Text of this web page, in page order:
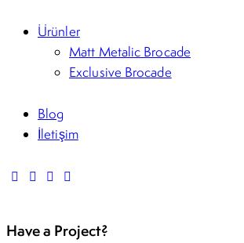
Ürünler
Matt Metalic Brocade
Exclusive Brocade
Blog
İletişim
Have a Project?